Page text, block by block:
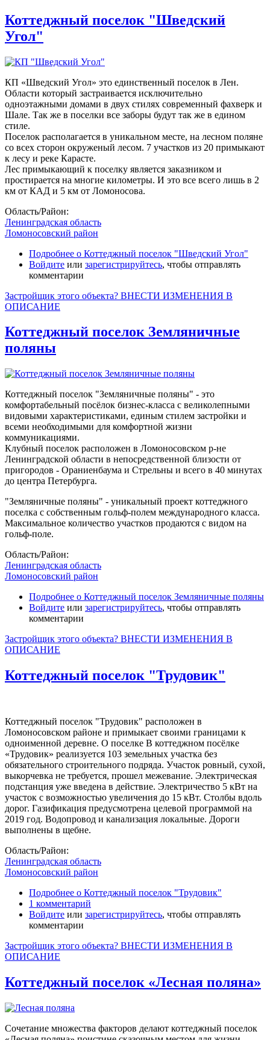
Коттеджный поселок "Шведский
Угол"
КП «Шведский Угол» это единственный поселок в Лен.
Области который застраивается исключительно
одноэтажными домами в двух стилях современный фахверк и
Шале. Так же в поселки все заборы будут так же в едином
стиле.
Поселок располагается в уникальном месте, на лесном поляне
со всех сторон окруженый лесом. 7 участков из 20 примыкают
к лесу и реке Карасте.
Лес примыкающий к поселку является заказником и
простирается на многие километры. И это все всего лишь в 2
км от КАД и 5 км от Ломоносова.
Область/Район:
Ленинградская область
Ломоносовский район
Подробнее о Коттеджный поселок "Шведский Угол"
Войдите или зарегистрируйтесь, чтобы отправлять
комментарии
Застройщик этого объекта? ВНЕСТИ ИЗМЕНЕНИЯ В
ОПИСАНИЕ
Коттеджный поселок Земляничные
поляны
Коттеджный поселок "Земляничные поляны" - это
комфортабельный посёлок бизнес-класса с великолепными
видовыми характеристиками, единым стилем застройки и
всеми необходимыми для комфортной жизни
коммуникациями.
Клубный поселок расположен в Ломоносовском р-не
Ленинградской области в непосредственной близости от
пригородов - Ораниенбаума и Стрельны и всего в 40 минутах
до центра Петербурга.
"Земляничные поляны" - уникальный проект коттеджного
поселка с собственным гольф-полем международного класса.
Максимальное количество участков продаются с видом на
гольф-поле.
Область/Район:
Ленинградская область
Ломоносовский район
Подробнее о Коттеджный поселок Земляничные поляны
Войдите или зарегистрируйтесь, чтобы отправлять
комментарии
Застройщик этого объекта? ВНЕСТИ ИЗМЕНЕНИЯ В
ОПИСАНИЕ
Коттеджный поселок "Трудовик"
Коттеджный поселок "Трудовик" расположен в
Ломоносовском районе и примыкает своими границами к
одноименной деревне. О поселке В коттеджном посёлке
«Трудовик» реализуется 103 земельных участка без
обязательного строительного подряда. Участок ровный, сухой,
выкорчевка не требуется, прошел межевание. Электрическая
подстанция уже введена в действие. Электричество 5 кВт на
участок с возможностью увеличения до 15 кВт. Столбы вдоль
дорог. Газификация предусмотрена целевой программой на
2019 год. Водопровод и канализация локальные. Дороги
выполнены в щебне.
Область/Район:
Ленинградская область
Ломоносовский район
Подробнее о Коттеджный поселок "Трудовик"
1 комментарий
Войдите или зарегистрируйтесь, чтобы отправлять
комментарии
Застройщик этого объекта? ВНЕСТИ ИЗМЕНЕНИЯ В
ОПИСАНИЕ
Коттеджный поселок «Лесная поляна»
Сочетание множества факторов делают коттеджный поселок